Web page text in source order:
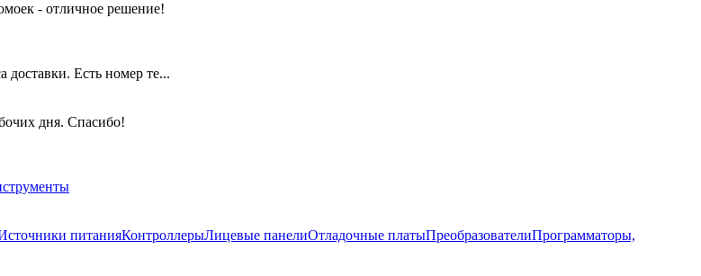
- отличное решение!
доставки. Есть номер те...
дня. Спасибо!
питанияКонтроллерыЛицевые панелиОтладочные платыПреобразователиПрограмматоры,